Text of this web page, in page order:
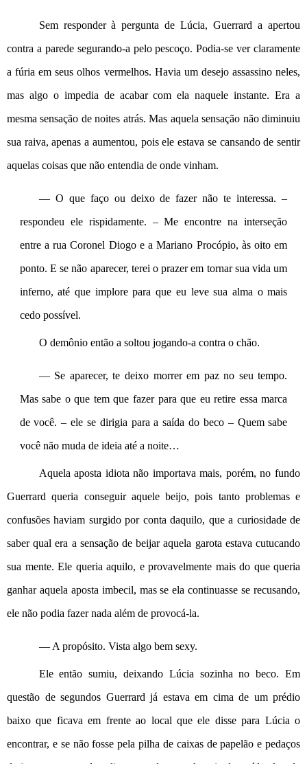
Sem responder à pergunta de Lúcia, Guerrard a apertou
contra a parede segurando-a pelo pescoço. Podia-se ver claramente
a fúria em seus olhos vermelhos. Havia um desejo assassino neles,
mas algo o impedia de acabar com ela naquele instante. Era a
mesma sensação de noites atrás. Mas aquela sensação não diminuiu
sua raiva, apenas a aumentou, pois ele estava se cansando de sentir
aquelas coisas que não entendia de onde vinham.
— O que faço ou deixo de fazer não te interessa. –
respondeu ele rispidamente. – Me encontre na interseção
entre a rua Coronel Diogo e a Mariano Procópio, às oito em
ponto. E se não aparecer, terei o prazer em tornar sua vida um
inferno, até que implore para que eu leve sua alma o mais
cedo possível.
O demônio então a soltou jogando-a contra o chão.
— Se aparecer, te deixo morrer em paz no seu tempo.
Mas sabe o que tem que fazer para que eu retire essa marca
de você. – ele se dirigia para a saída do beco – Quem sabe
você não muda de ideia até a noite…
Aquela aposta idiota não importava mais, porém, no fundo
Guerrard queria conseguir aquele beijo, pois tanto problemas e
confusões haviam surgido por conta daquilo, que a curiosidade de
saber qual era a sensação de beijar aquela garota estava cutucando
sua mente. Ele queria aquilo, e provavelmente mais do que queria
ganhar aquela aposta imbecil, mas se ela continuasse se recusando,
ele não podia fazer nada além de provocá-la.
— A propósito. Vista algo bem sexy.
Ele então sumiu, deixando Lúcia sozinha no beco. Em
questão de segundos Guerrard já estava em cima de um prédio
baixo que ficava em frente ao local que ele disse para Lúcia o
encontrar, e se não fosse pela pilha de caixas de papelão e pedaços